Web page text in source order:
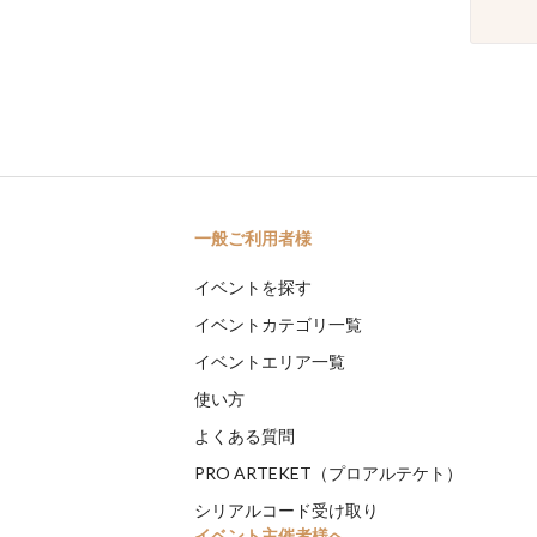
一般ご利用者様
イベントを探す
イベントカテゴリ一覧
イベントエリア一覧
使い方
よくある質問
PRO ARTEKET（プロアルテケト）
シリアルコード受け取り